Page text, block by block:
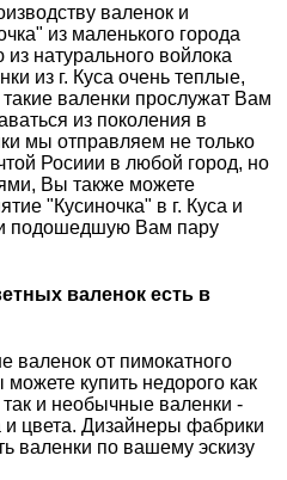
валенок и
из маленького города
натурального войлока
из г. Куса очень теплые,
валенки прослужат Вам
из поколения в
мы отправляем не только
Росиии в любой город, но
Вы также можете
"Кусиночка" в г. Куса и
подошедшую Вам пару
валенок есть в
валенок от пимокатного
купить недорого как
и необычные валенки -
и цвета. Дизайнеры фабрики
валенки по вашему эскизу